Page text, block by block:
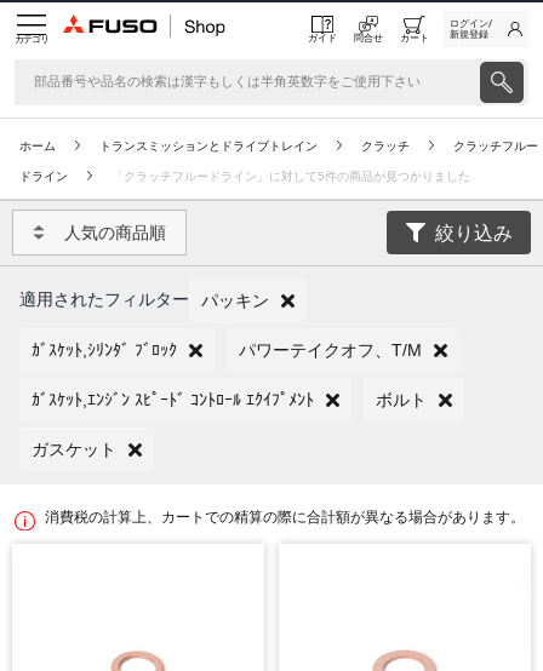
カテゴリ ガイド 問合せ カート
ログイン/
新規登録
ホーム トランスミッションとドライブトレイン クラッチ クラッチフルー
ドライン 「クラッチフルードライン」に対して5件の商品が見つかりました
人気の商品順 絞り込み
適用されたフィルター パッキン
ｶﾞｽｹｯﾄ,ｼﾘﾝﾀﾞ ﾌﾞﾛｯｸ パワーテイクオフ、T/M
ｶﾞｽｹｯﾄ,ｴﾝｼﾞﾝ ｽﾋﾟｰﾄﾞ ｺﾝﾄﾛｰﾙ ｴｸｲﾌﾟﾒﾝﾄ ボルト
ガスケット
消費税の計算上、カートでの精算の際に合計額が異なる場合があります。